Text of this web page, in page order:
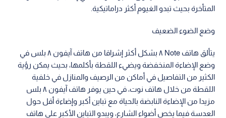
المتأخرة بحيث تبدو الغيوم أكثر دراماتيكية.
وضع الضوء الضعيف
يتألق هاتف Note ٨ بشكل أكثر إشراقا من هاتف آيفون ٨ بلس في
وضع الإضاءة المنخفضة ويضيء اللقطة بأكلمها، بحيث يمكن رؤية
الكثير من التفاصيل في أماكن من الرصيف والمنازل في خلفية
اللقطة من خلال هاتف نوت، في حين يوفر هاتف آيفون ٨ بلس
مزيدا من الإضاءة النابضة بالحياة مع تباين أكبر وإضاءة أقل حول
العدسة فيما يخص أضواء الشارع، ويبدو التباين الأكبر على هاتف